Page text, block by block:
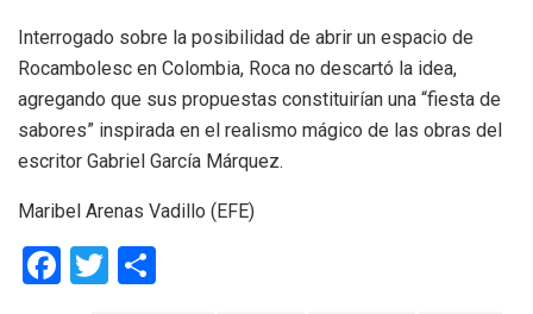
Interrogado sobre la posibilidad de abrir un espacio de
Rocambolesc en Colombia, Roca no descartó la idea,
agregando que sus propuestas constituirían una “fiesta de
sabores” inspirada en el realismo mágico de las obras del
escritor Gabriel García Márquez.
Maribel Arenas Vadillo (EFE)
F
T